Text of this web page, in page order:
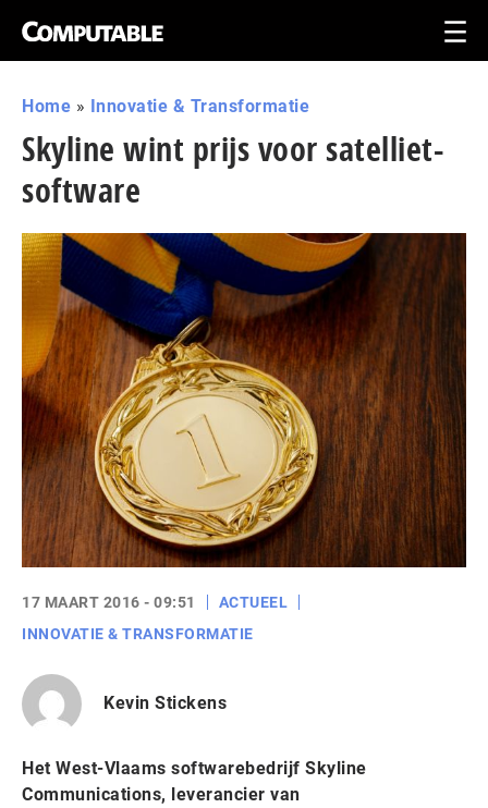
Home » Innovatie & Transformatie
Skyline wint prijs voor satelliet-
software
17 MAART 2016 - 09:51
ACTUEEL
INNOVATIE & TRANSFORMATIE
Kevin Stickens
Het West-Vlaams softwarebedrijf Skyline
Communications, leverancier van